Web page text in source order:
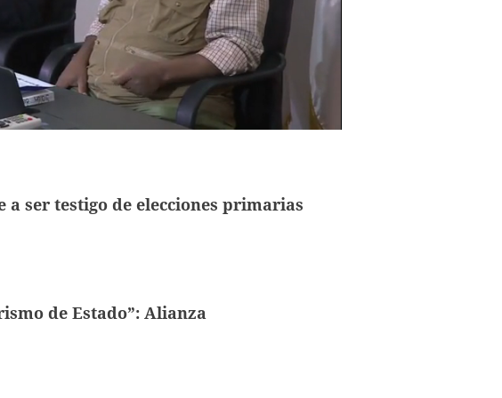
a ser testigo de elecciones primarias
de Estado”: Alianza